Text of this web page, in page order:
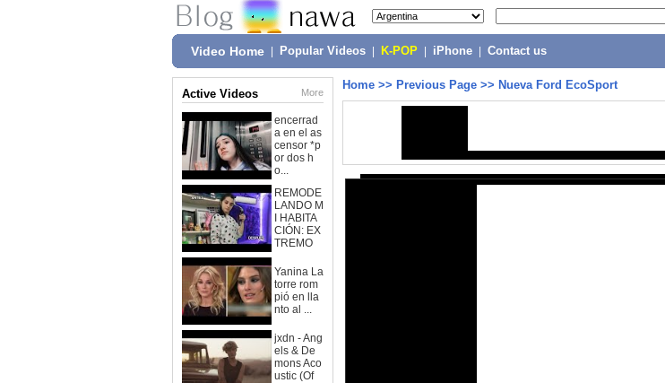
Video Home Popular Videos K-POP iPhone Contact us
Active Videos More
encerrad
a en el as
censor *p
or dos h
o...
REMODE
LANDO M
I HABITA
CIÓN: EX
TREMO
Yanina La
torre rom
pió en lla
nto al ...
jxdn - Ang
els & De
mons Aco
ustic (Of
Home >> Previous Page >> Nueva Ford EcoSport